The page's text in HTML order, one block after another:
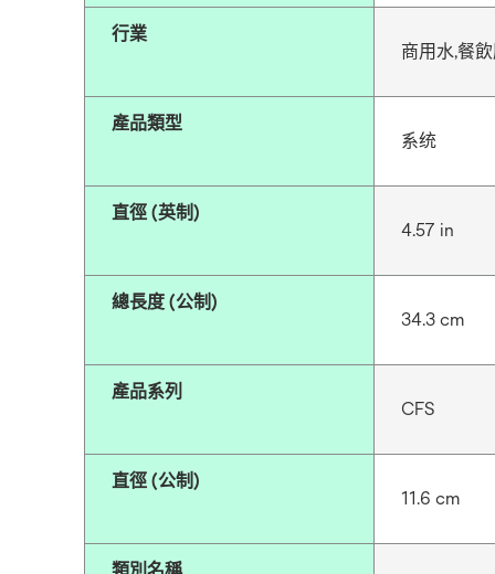
行業
商用水,餐
產品類型
系统
直徑 (英制)
4.57 in
總長度 (公制)
34.3 cm
產品系列
CFS
直徑 (公制)
11.6 cm